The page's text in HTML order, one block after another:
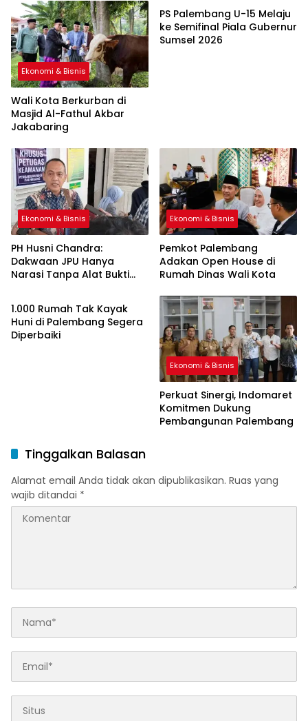
Ekonomi & Bisnis
Wali Kota Berkurban di
Masjid Al-Fathul Akbar
Jakabaring
PS Palembang U-15 Melaju
ke Semifinal Piala Gubernur
Sumsel 2026
Ekonomi & Bisnis
PH Husni Chandra:
Dakwaan JPU Hanya
Narasi Tanpa Alat Bukti
Ekonomi & Bisnis
Pemkot Palembang
Adakan Open House di
Rumah Dinas Wali Kota
Ekonomi & Bisnis
1.000 Rumah Tak Kayak
Huni di Palembang Segera
Diperbaiki
Ekonomi & Bisnis
Perkuat Sinergi, Indomaret
Komitmen Dukung
Pembangunan Palembang
Tinggalkan Balasan
Alamat email Anda tidak akan dipublikasikan. Ruas yang
wajib ditandai *